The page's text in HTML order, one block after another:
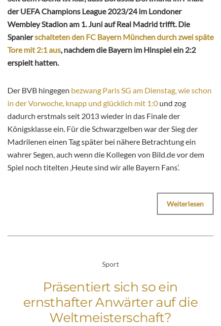
der UEFA Champions League 2023/24 im Londoner
Wembley Stadion am 1. Juni auf Real Madrid trifft. Die
Spanierschalteten den FC Bayern München durch zwei späte
Tore mit 2:1 aus, nachdem die Bayern im Hinspiel ein 2:2
erspielt hatten.
Der BVB hingegen bezwang Paris SG am Dienstag, wie schon
in der Vorwoche, knapp und glücklich mit 1:0 und zog
dadurch erstmals seit 2013 wieder in das Finale der
Königsklasse ein. Für die Schwarzgelben war der Sieg der
Madrilenen einen Tag später bei nähere Betrachtung ein
wahrer Segen, auch wenn die Kollegen von Bild.de vor dem
Spiel noch titelten ‚Heute sind wir alle Bayern Fans‘.
Weiterlesen
Sport
Präsentiert sich so ein
ernsthafter Anwärter auf die
Weltmeisterschaft?